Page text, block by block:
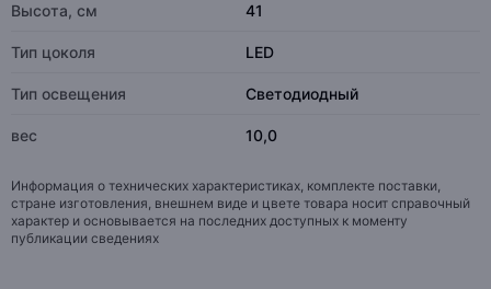
Высота, см 41
Тип цоколя LED
Тип освещения Светодиодный
вес 10,0
Информация о технических характеристиках, комплекте поставки,
стране изготовления, внешнем виде и цвете товара носит справочный
характер и основывается на последних доступных к моменту
публикации сведениях